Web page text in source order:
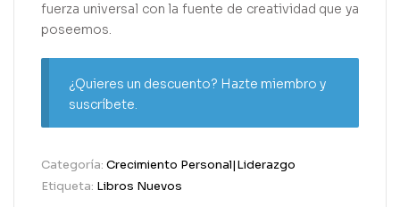
fuerza universal con la fuente de creatividad que ya
poseemos.
¿Quieres un descuento? Hazte miembro y
suscríbete.
Categoría: Crecimiento Personal|Liderazgo
Etiqueta: Libros Nuevos